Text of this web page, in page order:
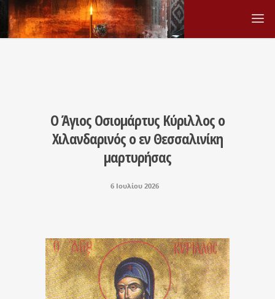
Ο Άγιος Οσιομάρτυς Κύριλλος ο
Χιλανδαρινός ο εν Θεσσαλινίκη
μαρτυρήσας
6 Ιουλίου 2026